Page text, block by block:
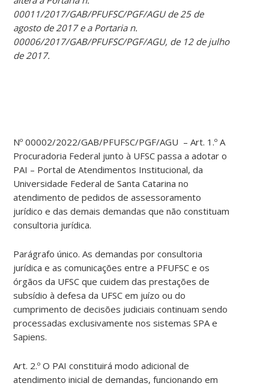
00011/2017/GAB/PFUFSC/PGF/AGU de 25 de
agosto de 2017 e a Portaria n.
00006/2017/GAB/PFUFSC/PGF/AGU, de 12 de julho
de 2017.
Nº 00002/2022/GAB/PFUFSC/PGF/AGU – Art. 1.º A
Procuradoria Federal junto à UFSC passa a adotar o
PAI – Portal de Atendimentos Institucional, da
Universidade Federal de Santa Catarina no
atendimento de pedidos de assessoramento
jurídico e das demais demandas que não constituam
consultoria jurídica.
Parágrafo único. As demandas por consultoria
jurídica e as comunicações entre a PFUFSC e os
órgãos da UFSC que cuidem das prestações de
subsídio à defesa da UFSC em juízo ou do
cumprimento de decisões judiciais continuam sendo
processadas exclusivamente nos sistemas SPA e
Sapiens.
Art. 2.º O PAI constituirá modo adicional de
atendimento inicial de demandas, funcionando em